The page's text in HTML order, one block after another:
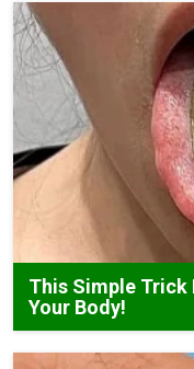
This Simple Trick
Your Body!